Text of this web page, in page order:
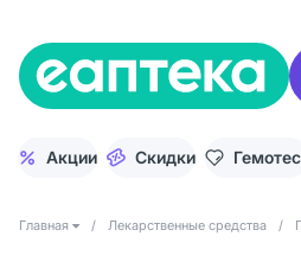
Акции Скидки
Главная / Лекарственные средства /